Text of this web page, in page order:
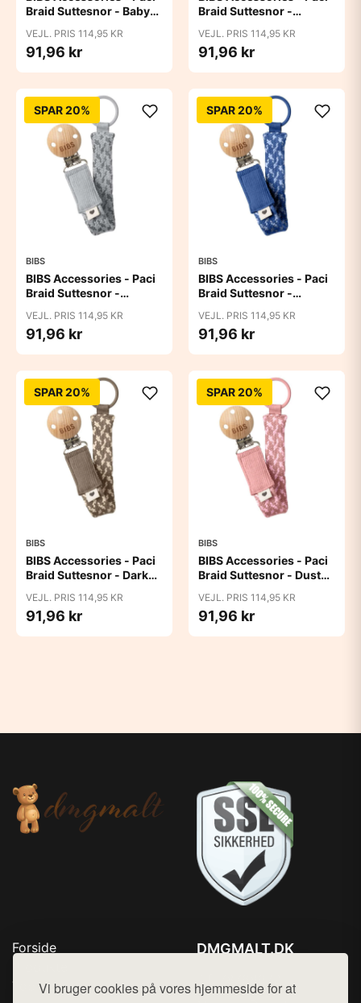
Vi bruger cookies på vores hjemmeside for at
Braid Suttesnor - Baby
VEJL. PRIS 114,95 KR
91,96 kr
Braid Suttesnor -
VEJL. PRIS 114,95 KR
91,96 kr
SPAR 20%
BIBS
BIBS Accessories - Paci
Braid Suttesnor -
VEJL. PRIS 114,95 KR
91,96 kr
SPAR 20%
BIBS
BIBS Accessories - Paci
Braid Suttesnor -
VEJL. PRIS 114,95 KR
91,96 kr
SPAR 20%
BIBS
BIBS Accessories - Paci
Braid Suttesnor - Dark
VEJL. PRIS 114,95 KR
91,96 kr
SPAR 20%
BIBS
BIBS Accessories - Paci
Braid Suttesnor - Dusty
VEJL. PRIS 114,95 KR
91,96 kr
Forside
Top Rabatter
DMGMALT.DK